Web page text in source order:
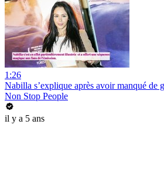
1:26
Nabilla s’explique après avoir manqué de
Non Stop People
il y a 5 ans